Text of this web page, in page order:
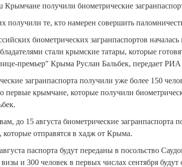
Крымчане получили биометрические
получили те, кто намерен совершить
биометрических загранпаспортов
стали крымские татары, которые
премьер" Крыма Руслан Бальбек, передает
загранпаспорта получили уже более 150
первые крымчане, которые получили
до 15 августа биометрические загранпаспорта
которые отправятся в хадж от Крыма.
паспорта будут переданы в посольство
и 300 человек в первых числах сентября будут